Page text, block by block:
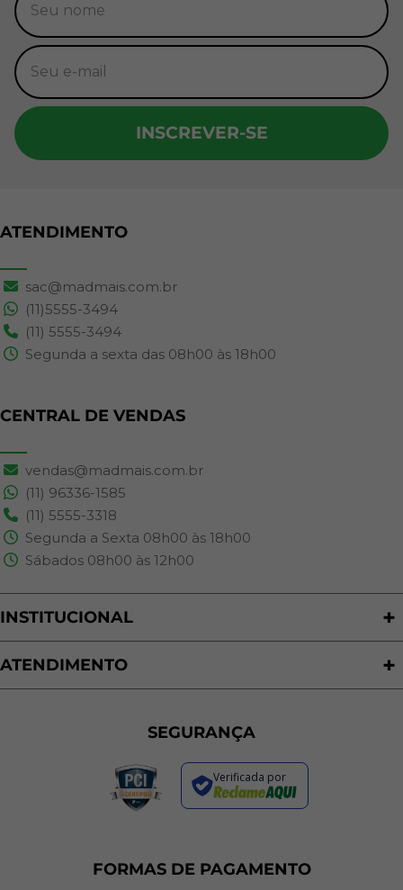
INSCREVER-SE
ATENDIMENTO
sac@madmais.com.br
(11)5555-3494
(11) 5555-3494
Segunda a sexta das 08h00 às 18h00
CENTRAL DE VENDAS
vendas@madmais.com.br
(11) 96336-1585
(11) 5555-3318
Segunda a Sexta 08h00 às 18h00
Sábados 08h00 às 12h00
INSTITUCIONAL
Quem Somos
Nossas Lojas
ATENDIMENTO
Política de Privacidade
Trocas e Devoluções
Regras de Promoções
Termos de Uso
Plano de Corte
SEGURANÇA
Verificada por
FORMAS DE PAGAMENTO